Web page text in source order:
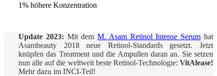
1% höhere Konzentration
Update 2023: Mit demM. Asam Retinol Intense Serum hat
Asambeauty 2018 neue Retinol-Standards gesetzt. Jetzt
knüpfen das Treatment und die Ampullen daran an. Sie setzen
nun alle auf die weltweit beste Retinol-Technologie: VitAlease!
Mehr dazu im INCI-Teil!